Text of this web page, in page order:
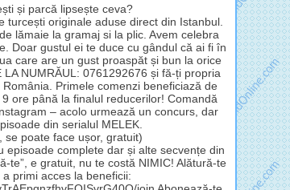
și parcă lipsește ceva?
originale aduse direct din Istanbul.
lămaie la gramaj si la plic. Avem celebra
Doar gustul ei te duce cu gândul că ai fi în
care are un gust proaspăt și bun la orice
NUMRĂUL: 0761292676 și fă-ți propria
Primele comenzi beneficiază de
ore până la finalul reducerilor! Comandă
– acolo urmează un concurs, dar
din serialul MELEK.
se poate face ușor, gratuit)
episoade complete dar și alte secvențe din
te”, e gratuit, nu te costă NIMIC! Alătură-te
primi acces la beneficii: